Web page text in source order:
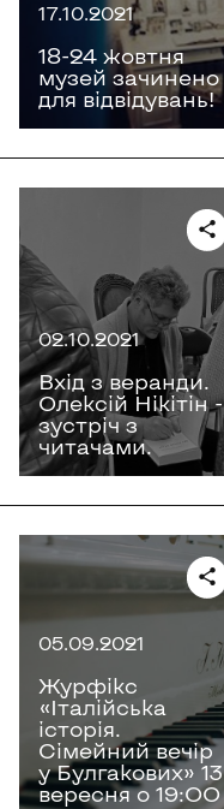
17.10.2021
18-24 жовтня
музей зачинено
для відвідувань!
02.10.2021
Вхід з веранди.
Олексій Нікітін -
зустріч з
читачами.
05.09.2021
Журфікс
«Італійська
історія.
Сімейний вечір
у Булгакових» 13
вересня о 19:ОО